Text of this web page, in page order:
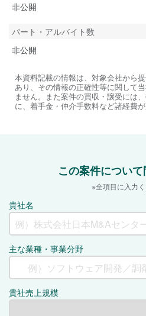
非公開
パート・アルバイト数
非公開
本資料記載の情報は、対象会社から
あり、その情報の正確性等に関して
ません。また案件の買収・譲受には
に、着手金・仲介手数料など諸経費が